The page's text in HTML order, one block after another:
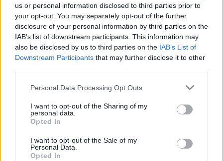
us or personal information disclosed to third parties prior to
your opt-out. You may separately opt-out of the further
disclosure of your personal information by third parties on the
IAB’s list of downstream participants. This information may
also be disclosed by us to third parties on the IAB’s List of
Downstream Participants that may further disclose it to other
Please note that this website/app uses one or more Google
not limited to your visit or usage behaviour. You may click to
grant or deny consent to Google and its third-party tags to
use your data for below specified purposes in below Google
consent section.
Personal Data Processing Opt Outs
I want to opt-out of the Sharing of my
personal data.
Opted In
I want to opt-out of the Sale of my
Personal Data.
Opted In
Continua a leggere
INVESTIMENTI